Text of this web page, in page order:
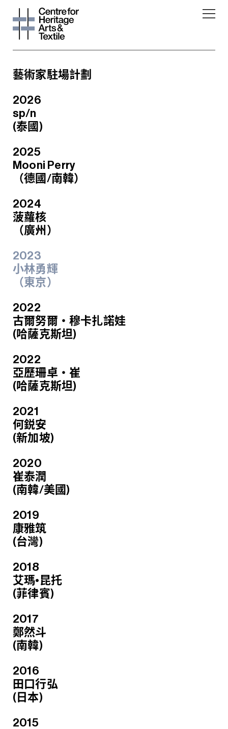
藝術家駐場計劃
2026
sp/n
(泰國)
2025
Mooni Perry
（德國/南韓）
2024
菠蘿核
（廣州）
2023
小林勇輝
（東京）
2022
古爾努爾‧穆卡扎諾娃
(哈薩克斯坦)
2022
亞歷珊卓‧崔
(哈薩克斯坦)
2021
何鋭安
(新加坡)
2020
崔泰潤
(南韓/美國)
2019
康雅筑
(台灣)
2018
艾瑪•昆托
(菲律賓)
2017
鄭然斗
(南韓)
2016
田口行弘
(日本)
2015